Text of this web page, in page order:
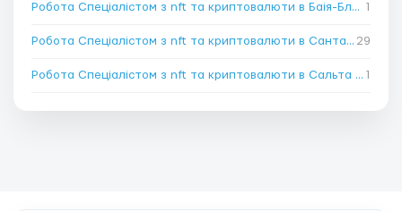
Робота Спеціалістом з nft та криптовалюти в Баія-Бланка 1
Робота Спеціалістом з nft та криптовалюти в Санта-Фе 29
Робота Спеціалістом з nft та криптовалюти в Сальта→1